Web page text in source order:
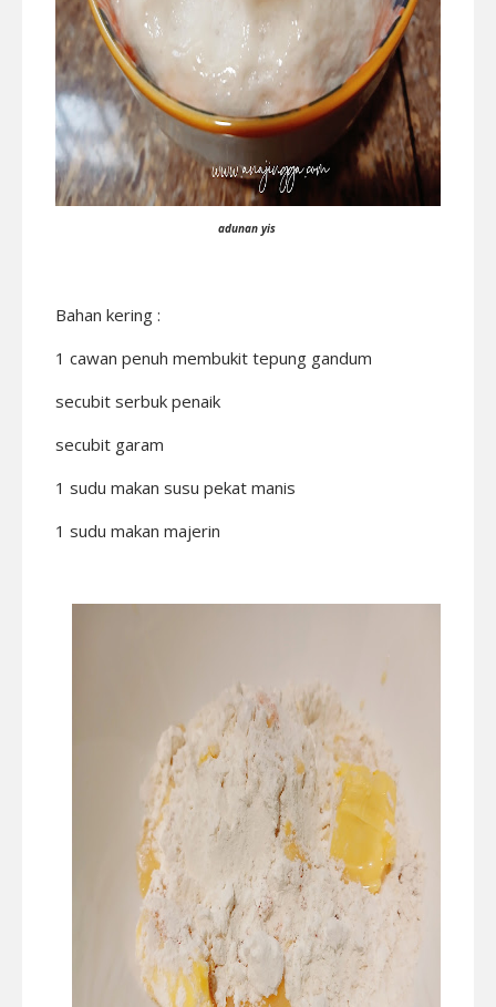
adunan yis
Bahan kering :
1 cawan penuh membukit tepung gandum
secubit serbuk penaik
secubit garam
1 sudu makan susu pekat manis
1 sudu makan majerin